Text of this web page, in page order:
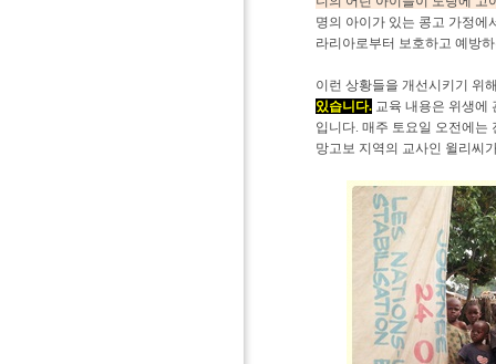
명의 아이가 있는 콩고 가정에
라리아로부터 보호하고 예방
이런 상황들을 개선시키기 위
있습니다. 교육 내용은 위생에
입니다. 매주 토요일 오전에는
망고보 지역의 교사인 윌리씨